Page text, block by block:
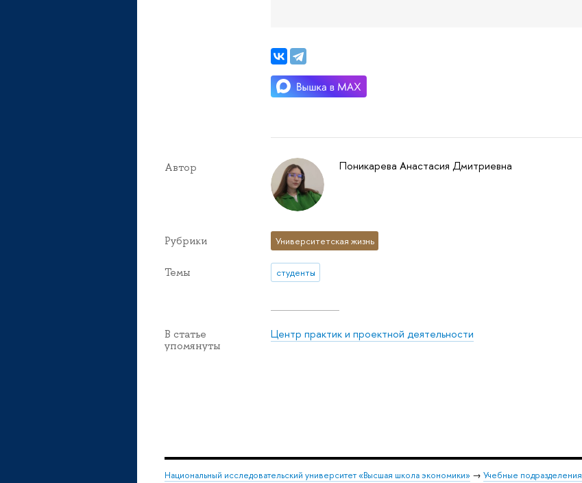
Автор Поникарева Анастасия Дмитриевна
Рубрики Университетская жизнь
Темы студенты
В статье
упомянуты
Центр практик и проектной деятельности
Национальный исследовательский университет «Высшая школа экономики» → Учебные подразделения